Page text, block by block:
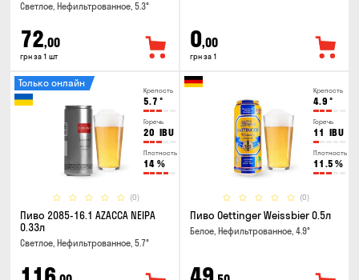
Светлое, Нефильтрованное, 5.3°
72,00
грн за 1 шт
0,00
грн за 1
Крепость
5.7 °
Горечь
20 IBU
Плотность
14 %
(0)
Только онлайн
Пиво 2085-16.1 AZACCA NEIPA
0.33л
Светлое, Нефильтрованное, 5.7°
Крепость
4.9 °
Горечь
11 IBU
Плотность
11.5 %
(0)
Пиво Oettinger Weissbier 0.5л
Белое, Нефильтрованное, 4.9°